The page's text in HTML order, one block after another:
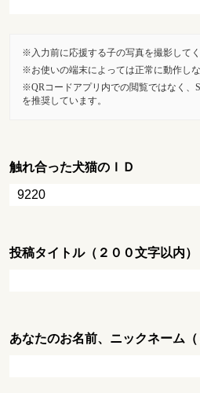
入力前に応援する子の写真を撮影してく
お使いの端末によっては正常に動作し
QRコードアプリ内での閲覧ではなく、
を推奨しています。
触れ合った犬猫のＩＤ
投稿タイトル（２００文字以内）
あなたのお名前、ニックネーム（